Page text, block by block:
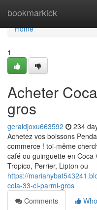
bookmarkick
Home
Home
1
Acheter
gros
geraldjoxu663592 234
Achetez vos boissons
commerce ! toi-même
café ou guinguette en
Tropico, Perrier, Lipton ou
https://
cola-33-cl-parmi-gros
Comments